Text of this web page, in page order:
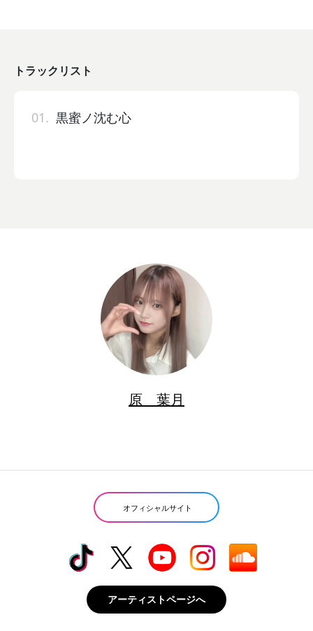
トラックリスト
01. 黒蜜ノ沈む心
原 葉月
オフィシャルサイト
アーティストページへ